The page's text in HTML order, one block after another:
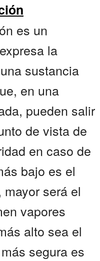
es un
la
sustancia
en una
pueden salir
de vista de
en caso de
bajo es el
será el
vapores
alto sea el
segura es